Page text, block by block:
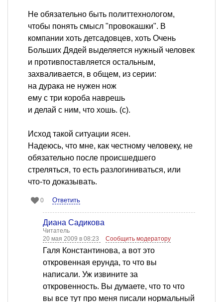
Не обязательно быть политтехнологом,
чтобы понять смысл "провокашки". В
компании хоть детсадовцев, хоть Очень
Больших Дядей выделяется нужный человек
и противпоставляется остальным,
захваливается, в общем, из серии:
на дурака не нужен нож
ему с три короба наврешь
и делай с ним, что хошь. (с).
Исход такой ситуации ясен.
Надеюсь, что мне, как честному человеку, не
обязательно после происшедшего
стреляться, то есть разлогиниваться, или
что-то доказывать.
0 Ответить
Диана Садикова
Читатель
20 мая 2009 в 08:23
Сообщить модератору
Галя Константинова, а вот это
откровенная ерунда, то что вы
написали. Уж извините за
откровенность. Вы думаете, что то что
вы все тут про меня писали нормальный